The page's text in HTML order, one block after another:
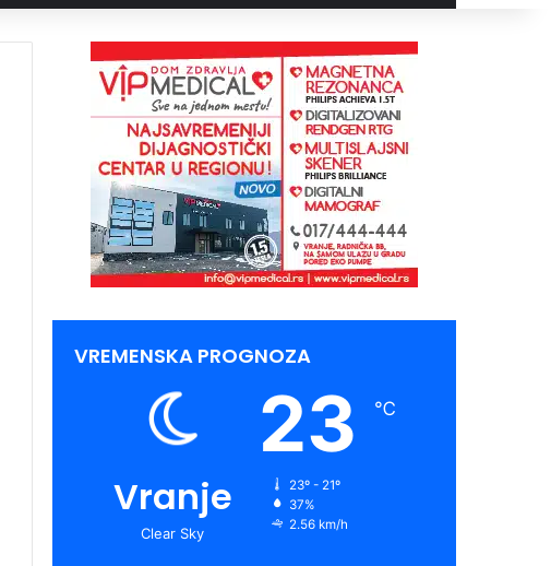
VREMENSKA PROGNOZA
Vranje
Clear Sky
23 ℃
23º - 21º
37%
2.56 km/h